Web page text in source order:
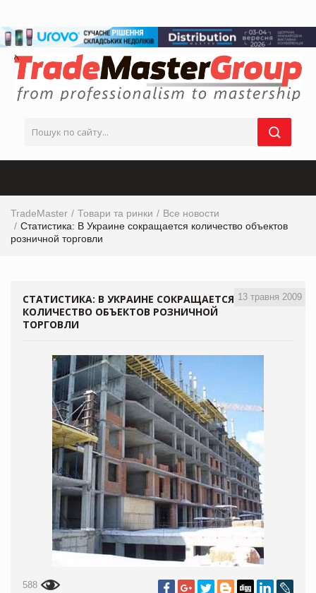
TradeMaster Товари та ринки
Все новости
Статистика: В Украине сокращается количество объектов
розничной торговли
13 травня 2009
СТАТИСТИКА: В УКРАИНЕ СОКРАЩАЕТСЯ
КОЛИЧЕСТВО ОБЪЕКТОВ РОЗНИЧНОЙ
ТОРГОВЛИ
588